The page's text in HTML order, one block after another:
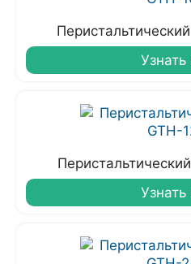
Узнать
Узнать